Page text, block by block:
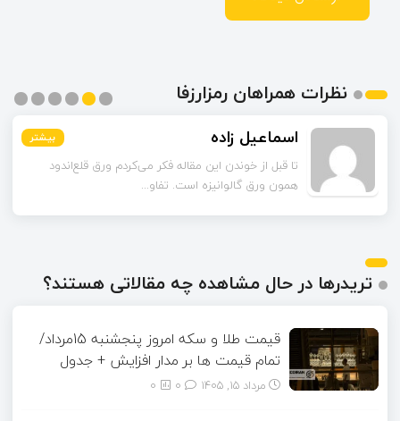
نظرات همراهان رمزارزفا
بیشتر اسماعیل زاده بیشتر
تا قبل از خوندن این مقاله فکر می‌کردم ورق قلع‌اندود
همون ورق گالوانیزه است. تفاو...
بیشتر
بیشتر
بیشتر
بیشتر
تریدرها در حال مشاهده چه مقالاتی هستند؟
قیمت طلا و سکه امروز پنجشنبه 15مرداد/
تمام قیمت ها بر مدار افزایش + جدول
مرداد ۱۵, ۱۴۰۵ 0